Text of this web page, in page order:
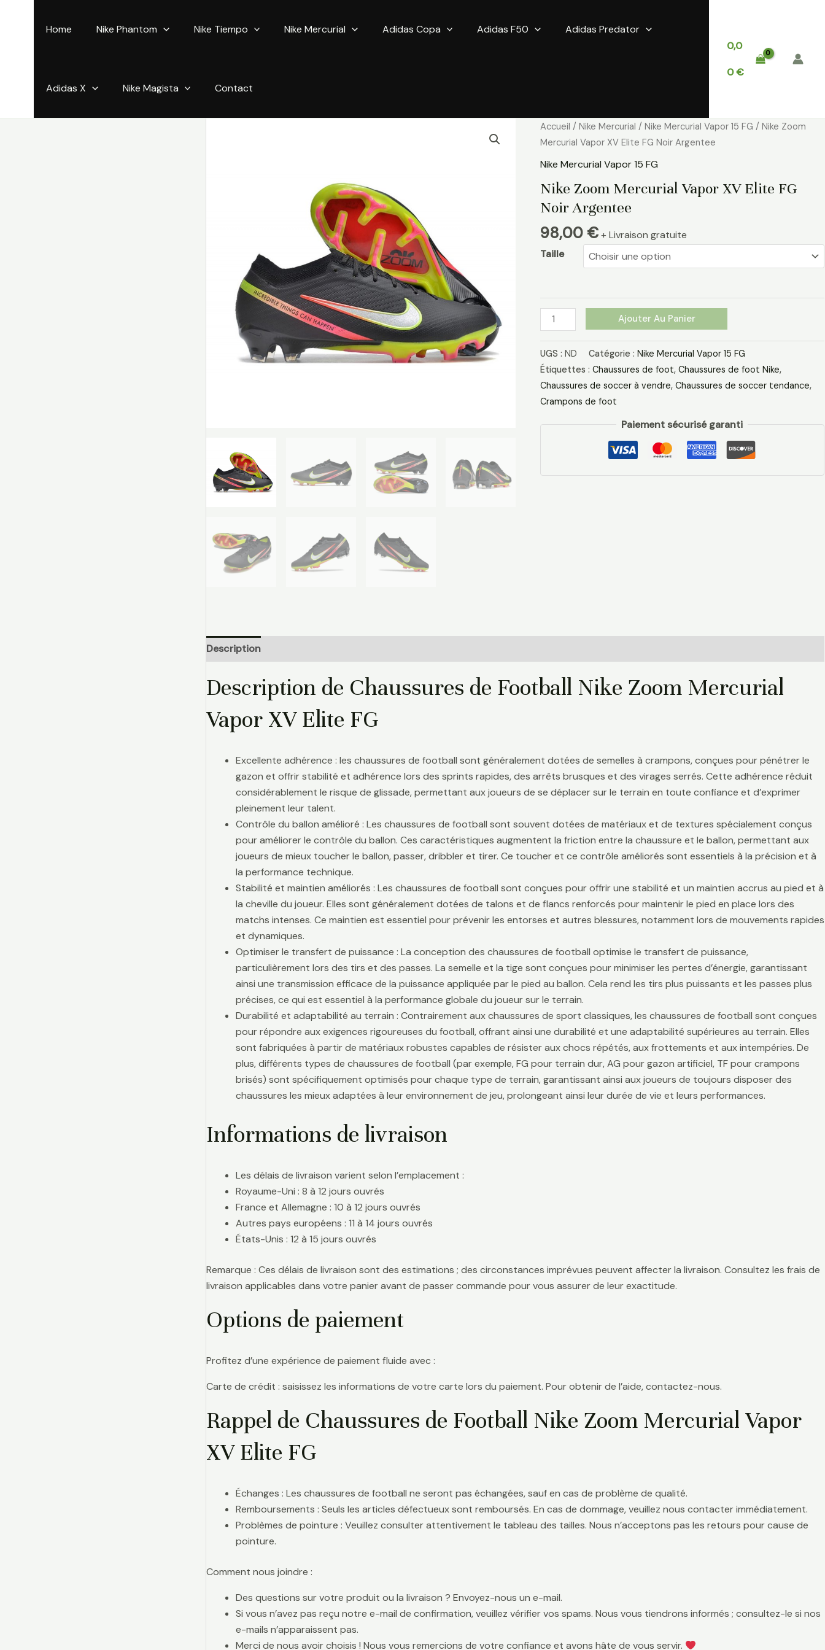
Home Nike Phantom Nike Tiempo Nike Mercurial Adidas Copa Adidas F50 Adidas Predator
Adidas X Nike Magista Contact
0,0
0€
Accueil / Nike Mercurial / Nike Mercurial Vapor 15 FG / Nike Zoom
Mercurial Vapor XV Elite FG Noir Argentee
Nike Mercurial Vapor 15 FG
Nike Zoom Mercurial Vapor XV Elite FG
Noir Argentee
98,00 € + Livraison gratuite
Taille
quantité
de
Mercurial
Vapor
Elite
FG
Ajouter Au Panier
UGS : ND Catégorie : Nike Mercurial Vapor 15 FG
Étiquettes : Chaussures de foot, Chaussures de foot Nike,
Chaussures de soccer à vendre, Chaussures de soccer tendance,
Crampons de foot
Paiement sécurisé garanti
Description
Description de Chaussures de Football Nike Zoom Mercurial
Vapor XV Elite FG
Excellente adhérence : les chaussures de football sont généralement dotées de semelles à crampons, conçues pour pénétrer le
gazon et offrir stabilité et adhérence lors des sprints rapides, des arrêts brusques et des virages serrés. Cette adhérence réduit
considérablement le risque de glissade, permettant aux joueurs de se déplacer sur le terrain en toute confiance et d’exprimer
pleinement leur talent.
Contrôle du ballon amélioré : Les chaussures de football sont souvent dotées de matériaux et de textures spécialement conçus
pour améliorer le contrôle du ballon. Ces caractéristiques augmentent la friction entre la chaussure et le ballon, permettant aux
joueurs de mieux toucher le ballon, passer, dribbler et tirer. Ce toucher et ce contrôle améliorés sont essentiels à la précision et à
la performance technique.
Stabilité et maintien améliorés : Les chaussures de football sont conçues pour offrir une stabilité et un maintien accrus au pied et à
la cheville du joueur. Elles sont généralement dotées de talons et de flancs renforcés pour maintenir le pied en place lors des
matchs intenses. Ce maintien est essentiel pour prévenir les entorses et autres blessures, notamment lors de mouvements rapides
et dynamiques.
Optimiser le transfert de puissance : La conception des chaussures de football optimise le transfert de puissance,
particulièrement lors des tirs et des passes. La semelle et la tige sont conçues pour minimiser les pertes d’énergie, garantissant
ainsi une transmission efficace de la puissance appliquée par le pied au ballon. Cela rend les tirs plus puissants et les passes plus
précises, ce qui est essentiel à la performance globale du joueur sur le terrain.
Durabilité et adaptabilité au terrain : Contrairement aux chaussures de sport classiques, les chaussures de football sont conçues
pour répondre aux exigences rigoureuses du football, offrant ainsi une durabilité et une adaptabilité supérieures au terrain. Elles
sont fabriquées à partir de matériaux robustes capables de résister aux chocs répétés, aux frottements et aux intempéries. De
plus, différents types de chaussures de football (par exemple, FG pour terrain dur, AG pour gazon artificiel, TF pour crampons
brisés) sont spécifiquement optimisés pour chaque type de terrain, garantissant ainsi aux joueurs de toujours disposer des
chaussures les mieux adaptées à leur environnement de jeu, prolongeant ainsi leur durée de vie et leurs performances.
Informations de livraison
Les délais de livraison varient selon l’emplacement :
Royaume-Uni : 8 à 12 jours ouvrés
France et Allemagne : 10 à 12 jours ouvrés
Autres pays européens : 11 à 14 jours ouvrés
États-Unis : 12 à 15 jours ouvrés
Remarque : Ces délais de livraison sont des estimations ; des circonstances imprévues peuvent affecter la livraison. Consultez les frais de
livraison applicables dans votre panier avant de passer commande pour vous assurer de leur exactitude.
Options de paiement
Profitez d’une expérience de paiement fluide avec :
Carte de crédit : saisissez les informations de votre carte lors du paiement. Pour obtenir de l’aide, contactez-nous.
Rappel de Chaussures de Football Nike Zoom Mercurial Vapor
XV Elite FG
Échanges : Les chaussures de football ne seront pas échangées, sauf en cas de problème de qualité.
Remboursements : Seuls les articles défectueux sont remboursés. En cas de dommage, veuillez nous contacter immédiatement.
Problèmes de pointure : Veuillez consulter attentivement le tableau des tailles. Nous n’acceptons pas les retours pour cause de
pointure.
Comment nous joindre :
Des questions sur votre produit ou la livraison ? Envoyez-nous un e-mail.
Si vous n’avez pas reçu notre e-mail de confirmation, veuillez vérifier vos spams. Nous vous tiendrons informés ; consultez-le si nos
e-mails n’apparaissent pas.
Merci de nous avoir choisis ! Nous vous remercions de votre confiance et avons hâte de vous servir.